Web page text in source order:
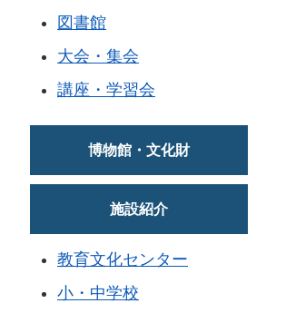
図書館
大会・集会
講座・学習会
博物館・文化財
施設紹介
教育文化センター
小・中学校